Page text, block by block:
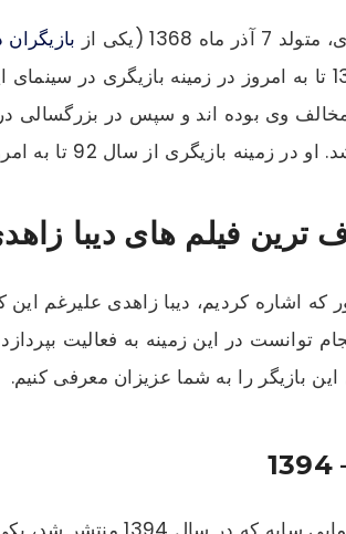
ماه 1368 (یکی از
سال 1392 تا به امروز در زمینه بازیگری
وی بوده اند و سپس در بزرگسالی
سال 92 تا به امروز بسیار خوب درخشیده است و در حال حاضر نیز جزء نام آشنا ترین بازیگران می باشد.
ترین فیلم های دیبا
که اشاره کردیم، دیبا زاهدی علیرغم
توانست در این زمینه به فعالیت
این بازیگر را به شما عزیزان معرفی کنیم.